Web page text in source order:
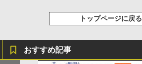
トップページに戻る
おすすめ記事